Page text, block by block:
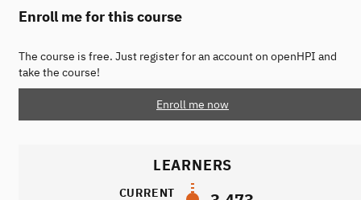
Enroll me for this course
The course is free. Just register for an account on openHPI and
take the course!
Enroll me now
LEARNERS
CURRENT